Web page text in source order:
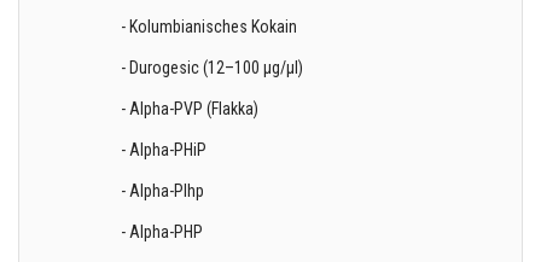
- Kolumbianisches Kokain
- Durogesic (12–100 µg/µl)
- Alpha-PVP (Flakka)
- Alpha-PHiP
- Alpha-PIhp
- Alpha-PHP